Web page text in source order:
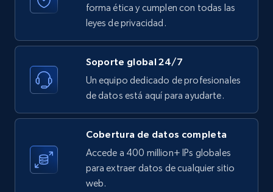
Video length, Likes, Views, and more.
8.1K+ 716+ Prueba gratuita
Youtube - Videos posts - Search new
youtube videos by keyword
URL, Title, Youtuber, Youtuber md5, Video url,
Video length, Likes, Views, and more.
716+
forma ética y cumplen con todas las
leyes de privacidad.
Soporte global 24/7
Un equipo dedicado de profesionales
de datos está aquí para ayudarte.
Cobertura de datos completa
Accede a 400 million+ IPs globales
para extraer datos de cualquier sitio
web.